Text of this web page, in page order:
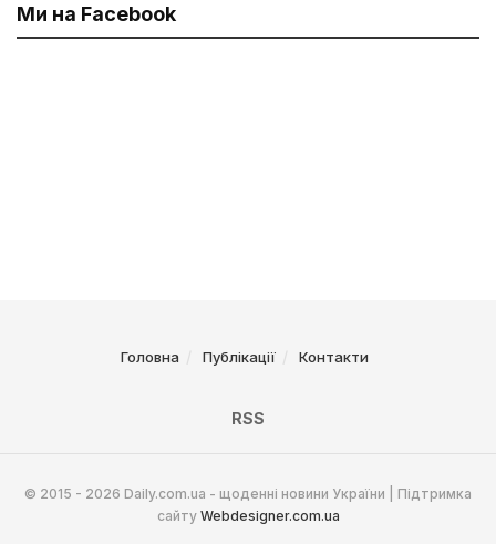
Ми на Facebook
Головна Публікації Контакти
RSS
© 2015 - 2026 Daily.com.ua - щоденні новини України | Підтримка
сайту Webdesigner.com.ua